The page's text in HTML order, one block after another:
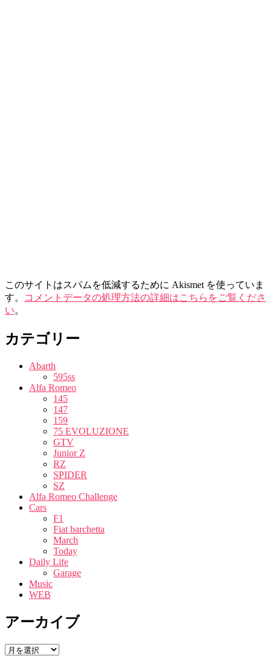
このサイトはスパムを低減するために Akismet を使っていま
す。
コメントデータの処理方法の詳細はこちらをご覧くださ
い。
カテゴリー
Abarth
595ss
Alfa Romeo
145
147
159
75 EVOLUZIONE
GTV
Junior Z
RZ
SPIDER
SZ
Alfa Romeo Challenge
Cars
F1
Fiat barchetta
March
Today
Daily Life
Garage
Music
WEB
アーカイブ
ア